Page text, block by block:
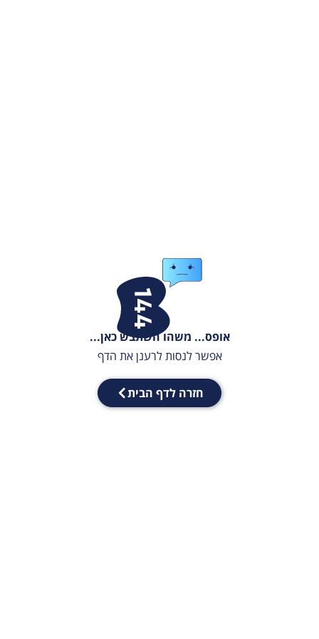
אופס... משהו השתבש כאן...
אפשר לנסות לרענן את הדף
חזרה לדף הבית